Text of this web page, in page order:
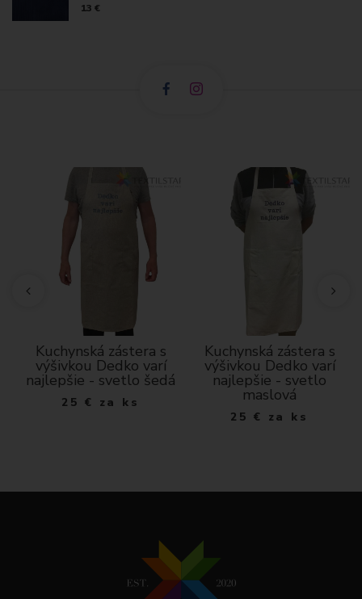
13 €
Kuchynská zástera s
výšivkou Dedko varí
najlepšie - svetlo šedá
25 € za ks
Kuchynská zástera s
výšivkou Dedko varí
najlepšie - svetlo
maslová
25 € za ks